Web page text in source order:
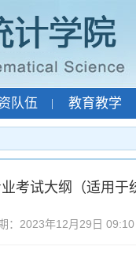
队伍 教育教学
考试大纲（适用于
2023年12月29日